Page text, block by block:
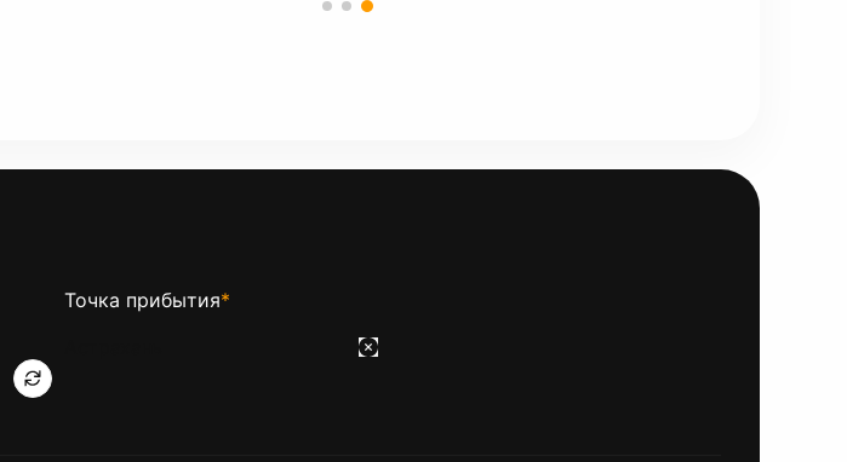
Точка прибытия*